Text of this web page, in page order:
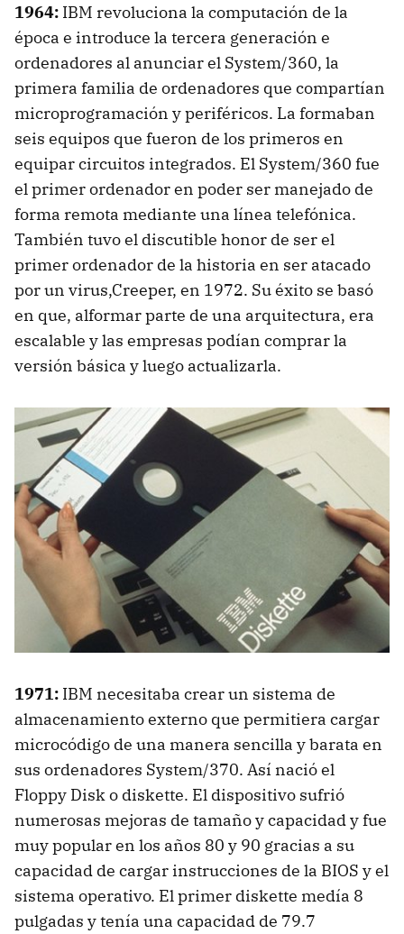
1964: IBM revoluciona la computación de la
época e introduce la tercera generación e
ordenadores al anunciar el System/360, la
primera familia de ordenadores que compartían
microprogramación y periféricos. La formaban
seis equipos que fueron de los primeros en
equipar circuitos integrados. El System/360 fue
el primer ordenador en poder ser manejado de
forma remota mediante una línea telefónica.
También tuvo el discutible honor de ser el
primer ordenador de la historia en ser atacado
por un virus,Creeper, en 1972. Su éxito se basó
en que, alformar parte de una arquitectura, era
escalable y las empresas podían comprar la
versión básica y luego actualizarla.
1971: IBM necesitaba crear un sistema de
almacenamiento externo que permitiera cargar
microcódigo de una manera sencilla y barata en
sus ordenadores System/370. Así nació el
Floppy Disk o diskette. El dispositivo sufrió
numerosas mejoras de tamaño y capacidad y fue
muy popular en los años 80 y 90 gracias a su
capacidad de cargar instrucciones de la BIOS y el
sistema operativo. El primer diskette medía 8
pulgadas y tenía una capacidad de 79.7